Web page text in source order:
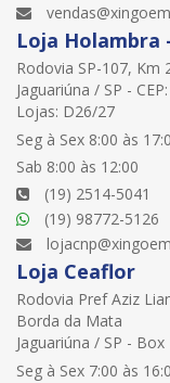
Loja Holambra
Rodovia SP-107, Km
Jaguariúna / SP -
Lojas: D26/27
Seg à Sex 8:00 às
Sab 8:00 às 12:00
(19) 2514-5041
(19) 98772-5126
Loja Ceaflor
Rodovia Pref Aziz
Borda da Mata
Jaguariúna / SP -
Seg à Sex 7:00 às